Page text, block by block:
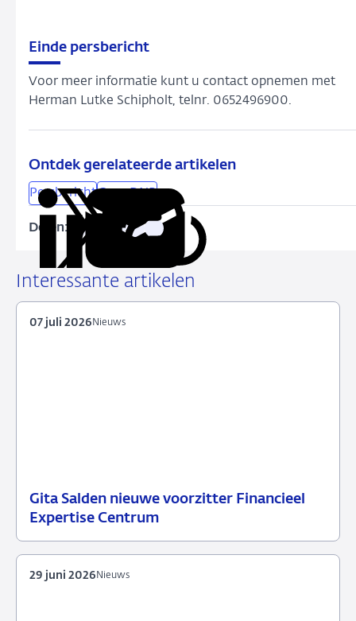
Einde persbericht
Voor meer informatie kunt u contact opnemen met
Herman Lutke Schipholt, telnr. 0652496900.
Ontdek gerelateerde artikelen
PersberichtOver DNB
Delen:
Deel
LinkedIn
via
X
Deel
Facebook
Deel
e-
Kopieer
Interessante artikelen
Gita Salden nieuwe voorzitter Financieel
Expertise Centrum
07
Nieuws
Nieuws
07 juli 2026
Nieuws
29 juni 2026